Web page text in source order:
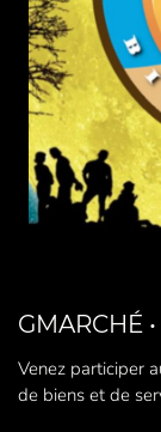
GMARCHÉ
Venez participer
de biens et de